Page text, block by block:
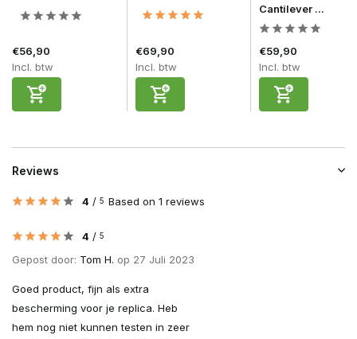
€56,90
Incl. btw
€69,90
Incl. btw
Cantilever ...
€59,90
Incl. btw
Reviews
4 / 5 Based on 1 reviews
4 / 5
Gepost door: Tom H. op 27 Juli 2023
Goed product, fijn als extra
bescherming voor je replica. Heb
hem nog niet kunnen testen in zeer